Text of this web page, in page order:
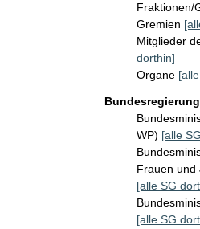
Fraktionen/
Gremien
Mitglieder
dorthin]
Organe
Bundesregierung
WP) [alle
Frauen und
[alle SG
[alle SG